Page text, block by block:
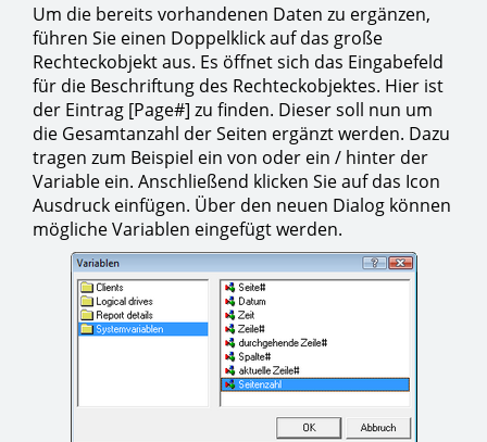
Um die bereits vorhandenen Daten zu ergänzen,
führen Sie einen Doppelklick auf das große
Rechteckobjekt aus. Es öffnet sich das Eingabefeld
für die Beschriftung des Rechteckobjektes. Hier ist
der Eintrag [Page#] zu finden. Dieser soll nun um
die Gesamtanzahl der Seiten ergänzt werden. Dazu
tragen zum Beispiel ein von oder ein / hinter der
Variable ein. Anschließend klicken Sie auf das Icon
Ausdruck einfügen. Über den neuen Dialog können
mögliche Variablen eingefügt werden.